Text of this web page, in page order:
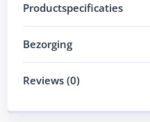
Productspecificaties
Bezorging
Reviews (0)